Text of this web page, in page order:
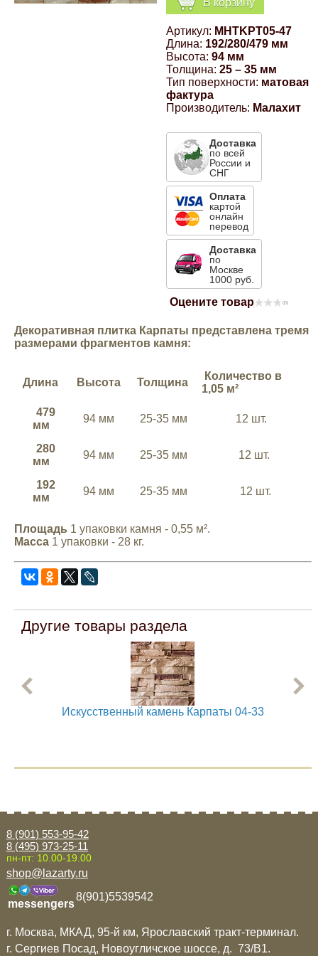
Артикул: MHTKPT05-47
Длина: 192/280/479 мм
Высота: 94 мм
Толщина: 25 – 35 мм
Тип поверхности: матовая
фактура
Производитель: Малахит
Доставка
по всей
России и
СНГ
Оплата
картой
онлайн
перевод
Доставка
по
Москве
1000 руб.
Оцените товар (0)
Декоративная плитка Карпаты представлена тремя
размерами фрагментов камня:
Длина Высота Толщина
Количество в
1,05 м²
479
мм
94 мм 25-35 мм 12 шт.
280
мм
94 мм 25-35 мм 12 шт.
192
мм
94 мм 25-35 мм 12 шт.
Площадь 1 упаковки камня - 0,55 м².
Масса1 упаковки - 28 кг.
Другие товары раздела
Искусственный камень Карпаты 04-33
8 (901) 553-95-42
8 (495) 973-25-11
пн-пт: 10.00-19.00
shop@lazarty.ru
messengers
8(901)5539542
г. Москва, МКАД, 95-й км, Ярославский тракт-терминал.
г. Сергиев Посад, Новоугличское шоссе, д. 73/B1.
Компрессионные фитинги Poliext
Mitsubishi
Opel
Renault
Suzuki
Toyota
Volkswagen
УАЗ
Дополнительные товары
Эмали универсальные акриловые
Магнитные панели на холодильник